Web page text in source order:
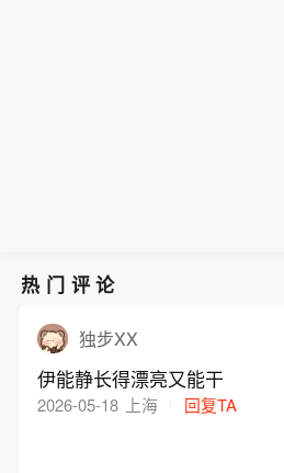
热门评论
独步XX
伊能静长得漂亮又能干
2026-05-18 上海 回复TA